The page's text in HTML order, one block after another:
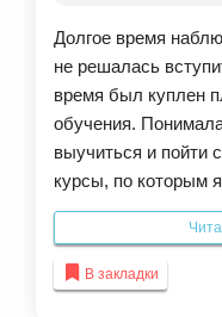
Долгое время
не решалась
время был куплен
обучения.
выучиться и пойти
курсы, по которым
мне была вся
нового не
обратной связи.
В клубе Jeforel меня
В закладки